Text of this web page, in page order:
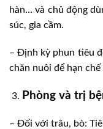
hàn… và chủ động
súc, gia cầm.
– Định kỳ phun tiêu
chăn nuôi để hạn
Phòng và trị
– Đối với trâu, bò: